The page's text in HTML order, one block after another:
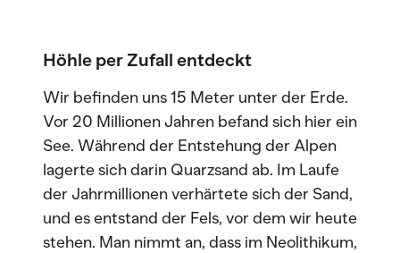
Höhle per Zufall entdeckt
Wir befinden uns 15 Meter unter der Erde.
Vor 20 Millionen Jahren befand sich hier ein
See. Während der Entstehung der Alpen
lagerte sich darin Quarzsand ab. Im Laufe
der Jahrmillionen verhärtete sich der Sand,
und es entstand der Fels, vor dem wir heute
stehen. Man nimmt an, dass im Neolithikum,